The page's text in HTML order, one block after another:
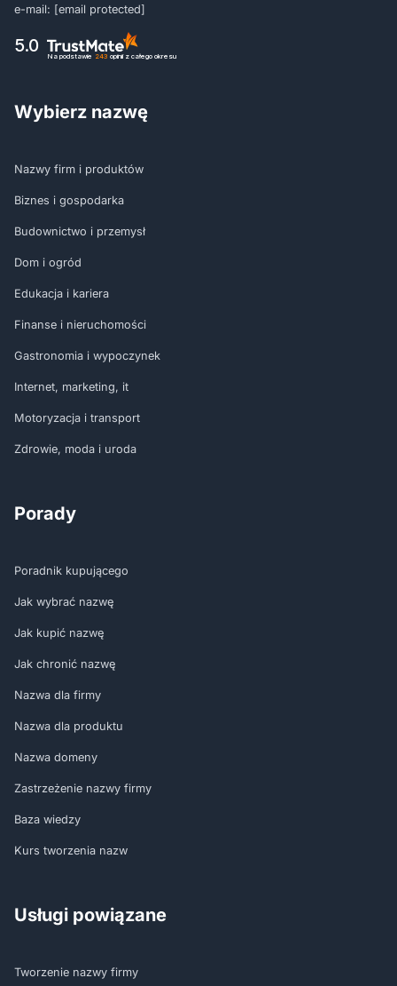
e-mail: [email protected]
5.0
Na podstawie 243 opinii z całego okresu
Wybierz nazwę
Nazwy firm i produktów
Biznes i gospodarka
Budownictwo i przemysł
Dom i ogród
Edukacja i kariera
Finanse i nieruchomości
Gastronomia i wypoczynek
Internet, marketing, it
Motoryzacja i transport
Zdrowie, moda i uroda
Porady
Poradnik kupującego
Jak wybrać nazwę
Jak kupić nazwę
Jak chronić nazwę
Nazwa dla firmy
Nazwa dla produktu
Nazwa domeny
Zastrzeżenie nazwy firmy
Baza wiedzy
Kurs tworzenia nazw
Usługi powiązane
Tworzenie nazwy firmy